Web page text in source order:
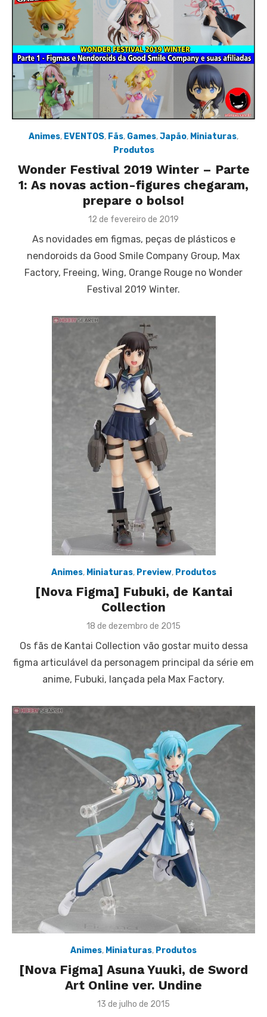
Animes, EVENTOS, Fãs, Games,Japão, Miniaturas,
Produtos
Wonder Festival 2019 Winter – Parte
1: As novas action-figures chegaram,
prepare o bolso!
Posted
12 de fevereiro de 2019
As novidades em figmas, peças de plásticos e
nendoroids da Good Smile Company Group, Max
Factory, Freeing, Wing, Orange Rouge no Wonder
Festival 2019 Winter.
Animes, Miniaturas, Preview, Produtos
[Nova Figma] Fubuki, de Kantai
Collection
Posted
18 de dezembro de 2015
Os fãs de Kantai Collection vão gostar muito dessa
figma articulável da personagem principal da série em
anime, Fubuki, lançada pela Max Factory.
Animes, Miniaturas, Produtos
[Nova Figma] Asuna Yuuki, de Sword
Art Online ver. Undine
Posted
13 de julho de 2015